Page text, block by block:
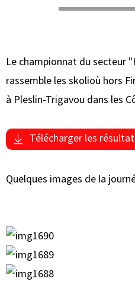
Le championnat du secteur
rassemble les skolioù hors
à Pleslin-Trigavou dans les
Télécharger les
Quelques images de la